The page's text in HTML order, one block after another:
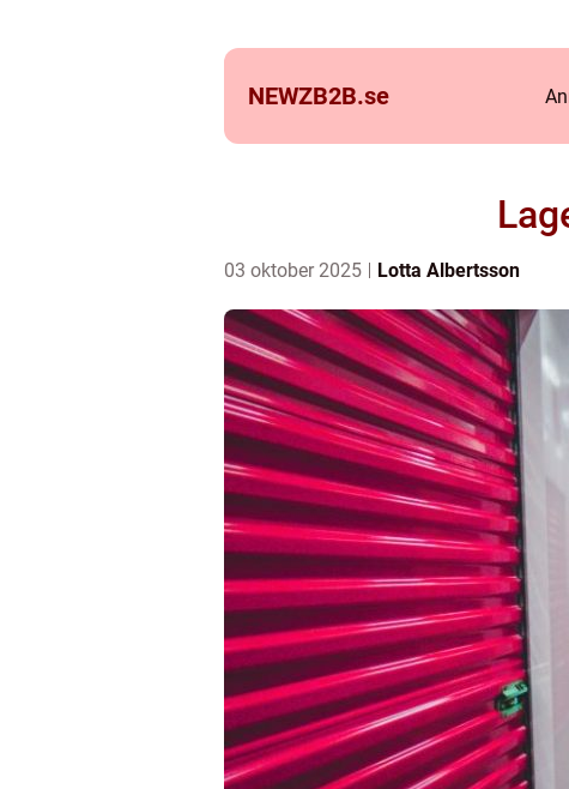
NEWZB2B.se
03 oktober 2025 Lotta Albertsson